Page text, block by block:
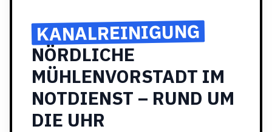
KANALREINIGUNG
NÖRDLICHE
MÜHLENVORSTADT IM
NOTDIENST – RUND UM
DIE UHR